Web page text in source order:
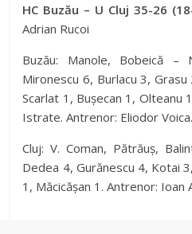
HC Buzău – U Cluj 35-26
Adrian Rucoi
Buzău: Manole, Bobeică –
Mironescu 6, Burlacu 3,
Scarlat 1, Bușecan 1, Olteanu
Istrate. Antrenor: Eliodor Voica.
Cluj: V. Coman, Pătrăuș,
Dedea 4, Gurănescu 4, Kotai
1, Măcicășan 1. Antrenor: Ioan